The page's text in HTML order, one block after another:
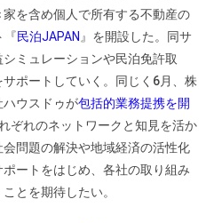
を含め個人で所有する不動産の
『民泊JAPAN 』を開設した。同サ
ミュレーションや民泊免許取
ポートしていく。同じく6月、株
ウスドゥが包括的業務提携を開
ぞれのネットワークと知見を活か
問題の解決や地域経済の活性化
ートをはじめ、各社の取り組み
とを期待したい。